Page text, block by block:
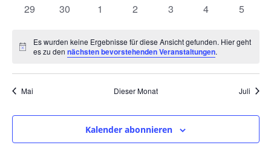
0
29
0
30
0
1
0
2
0
3
0
4
0
5
Hinweis
Es wurden keine Ergebnisse für diese Ansicht gefunden. Hier geht
es zu dennächsten bevorstehenden Veranstaltungen.
Mai Dieser Monat Juli
Kalender abonnieren